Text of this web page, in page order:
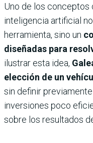
Uno de los conceptos
inteligencia artificial
herramienta, sino un
diseñadas para
ilustrar esta idea,
elección de un
sin definir
inversiones poco
sobre los resultados